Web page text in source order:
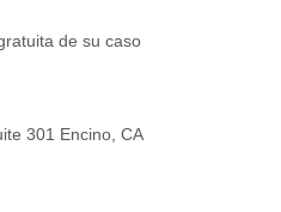
de su caso
301 Encino, CA